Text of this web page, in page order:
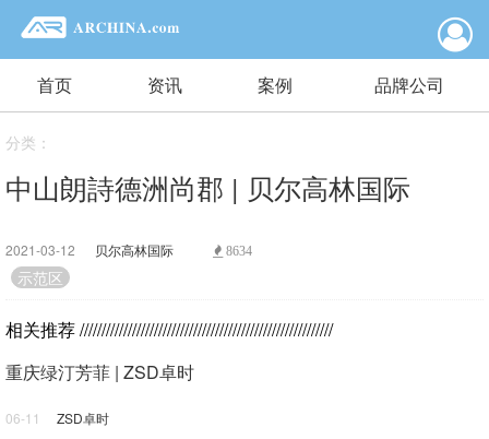
首页 资讯 案例 品牌公司
分类：
中山朗詩德洲尚郡 | 贝尔高林国际
2021-03-12 贝尔高林国际 8634
示范区
相关推荐//////////////////////////////////////////////////////////
重庆绿汀芳菲 | ZSD卓时
06-11 ZSD卓时